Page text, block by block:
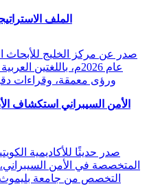
الملف
صدر عن مركز الخليج للأبحاث
عام 2026م، باللغتين
ورؤى معمقة، وقراءات
الأمن السيبراني استكشاف
المتخصصة في الأمن
التخصص من جامعة بليموث